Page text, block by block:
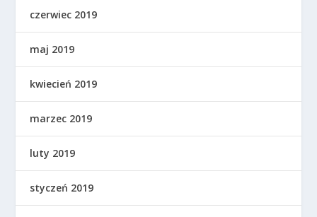
czerwiec 2019
maj 2019
kwiecień 2019
marzec 2019
luty 2019
styczeń 2019